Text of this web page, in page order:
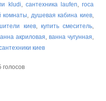
kludi, сантехника laufen,roca
комнаты, душевая кабина киев,
киев, купить смеситель,
акриловая,ванна чугунная,
киев
голосов